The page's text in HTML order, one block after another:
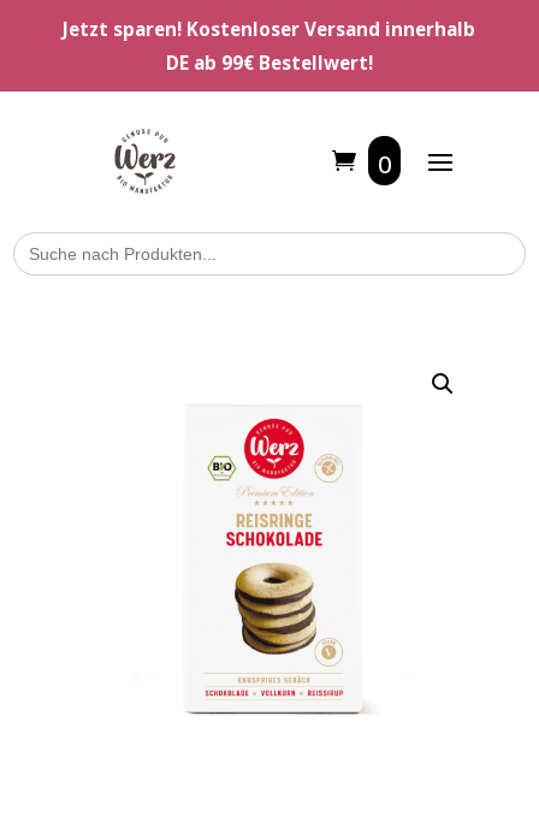
Jetzt sparen! Kostenloser Versand innerhalb
DE ab 99€ Bestellwert!
0
Search
for: